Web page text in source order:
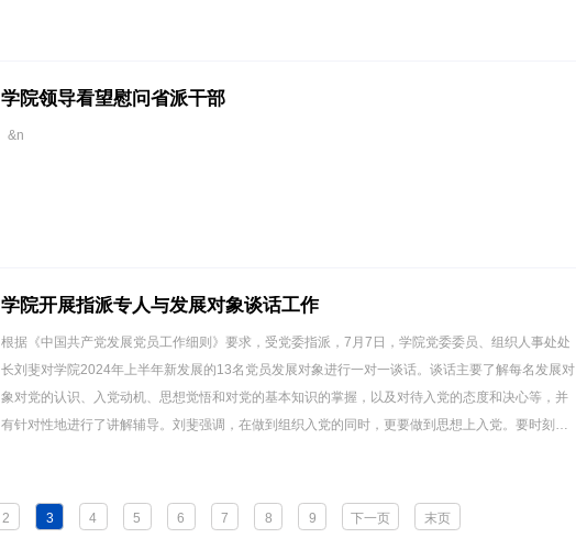
学院领导看望慰问省派干部
&n
学院开展指派专人与发展对象谈话工作
根据《中国共产党发展党员工作细则》要求，受党委指派，7月7日，学院党委委员、组织人事处处
长刘斐对学院2024年上半年新发展的13名党员发展对象进行一对一谈话。谈话主要了解每名发展对
象对党的认识、入党动机、思想觉悟和对党的基本知识的掌握，以及对待入党的态度和决心等，并
有针对性地进行了讲解辅导。刘斐强调，在做到组织入党的同时，更要做到思想上入党。要时刻牢
2 3 4 5 6 7 8 9 下一页 末页